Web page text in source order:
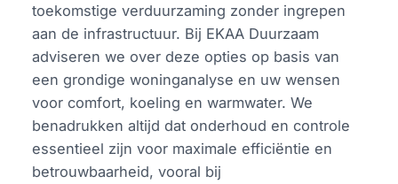
toekomstige verduurzaming zonder ingrepen
aan de infrastructuur. Bij EKAA Duurzaam
adviseren we over deze opties op basis van
een grondige woninganalyse en uw wensen
voor comfort, koeling en warmwater. We
benadrukken altijd dat onderhoud en controle
essentieel zijn voor maximale efficiëntie en
betrouwbaarheid, vooral bij